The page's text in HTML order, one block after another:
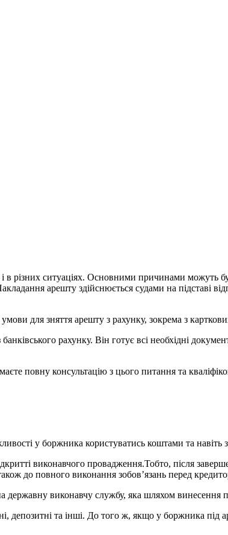
в різних ситуаціях. Основними причинами можуть
арешту здійснюється судами на
для зняття арешту з рахунку, зокрема з
рахунку. Він готує всі необхідні
повну консультацію з цього питання та
у боржника користуватись коштами та навіть
виконавчого провадження.Тобто, після
до повного виконання зобов’язань перед
виконавчу службу, яка шляхом винесення
депозитні та інші. До того ж, якщо у боржника